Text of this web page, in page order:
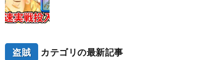
盗賊 カテゴリの最新記事